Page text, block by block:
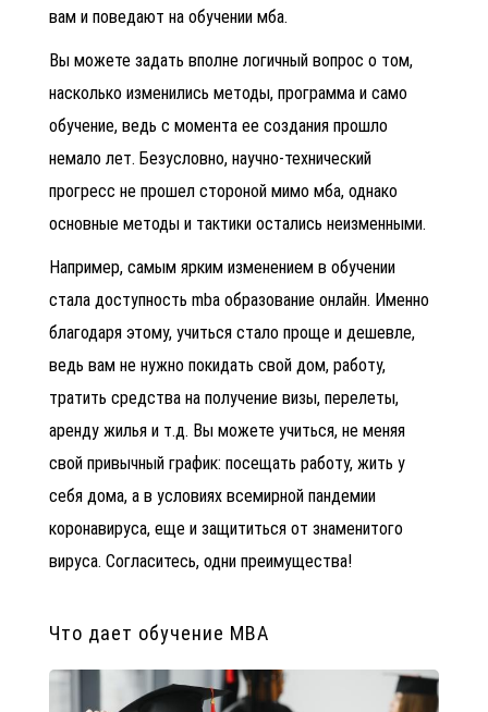
вам и поведают на обучении мба.
Вы можете задать вполне логичный вопрос о том,
насколько изменились методы, программа и само
обучение, ведь с момента ее создания прошло
немало лет. Безусловно, научно-технический
прогресс не прошел стороной мимо мба, однако
основные методы и тактики остались неизменными.
Например, самым ярким изменением в обучении
стала доступность mba образование онлайн. Именно
благодаря этому, учиться стало проще и дешевле,
ведь вам не нужно покидать свой дом, работу,
тратить средства на получение визы, перелеты,
аренду жилья и т.д. Вы можете учиться, не меняя
свой привычный график: посещать работу, жить у
себя дома, а в условиях всемирной пандемии
коронавируса, еще и защититься от знаменитого
вируса. Согласитесь, одни преимущества!
Что дает обучение MBA